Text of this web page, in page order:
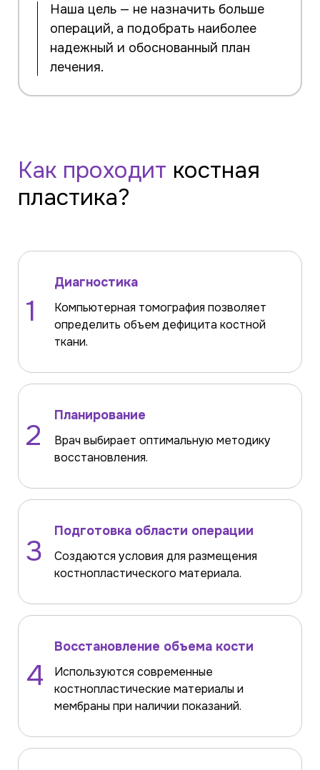
Наша цель — не назначить больше
операций, а подобрать наиболее
надежный и обоснованный план
лечения.
Как проходит костная
пластика?
1
Диагностика
Компьютерная томография позволяет
определить объем дефицита костной
ткани.
2
Планирование
Врач выбирает оптимальную методику
восстановления.
3
Подготовка области операции
Создаются условия для размещения
костнопластического материала.
4
Восстановление объема кости
Используются современные
костнопластические материалы и
мембраны при наличии показаний.